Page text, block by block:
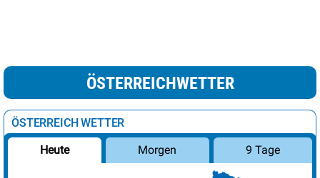
ÖSTERREICHWETTER
ÖSTERREICH WETTER
Heute Morgen 9 Tage